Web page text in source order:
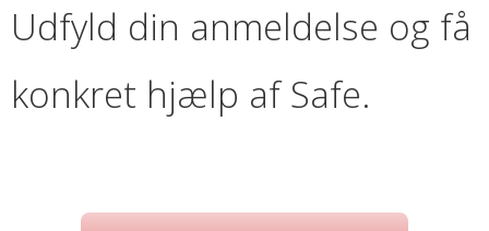
Udfyld din anmeldelse og få
konkret hjælp af Safe.